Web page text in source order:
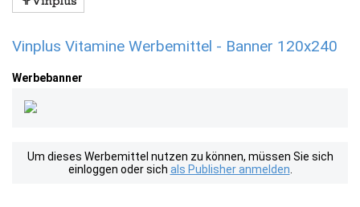
Vinplus Vitamine Werbemittel - Banner 120x240
Werbebanner
Um dieses Werbemittel nutzen zu können, müssen Sie sich
einloggen oder sich als Publisher anmelden